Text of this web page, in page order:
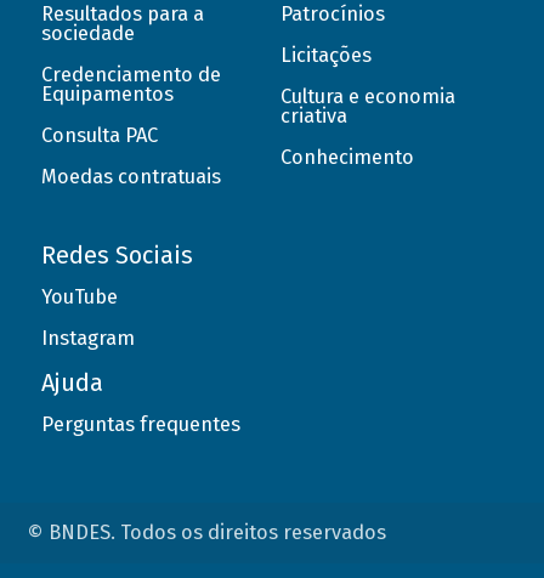
Resultados para a
sociedade
Credenciamento de
Equipamentos
Consulta PAC
Moedas contratuais
Patrocínios
Licitações
Cultura e economia
criativa
Conhecimento
Redes Sociais
YouTube
Instagram
Ajuda
Perguntas frequentes
© BNDES. Todos os direitos reservados